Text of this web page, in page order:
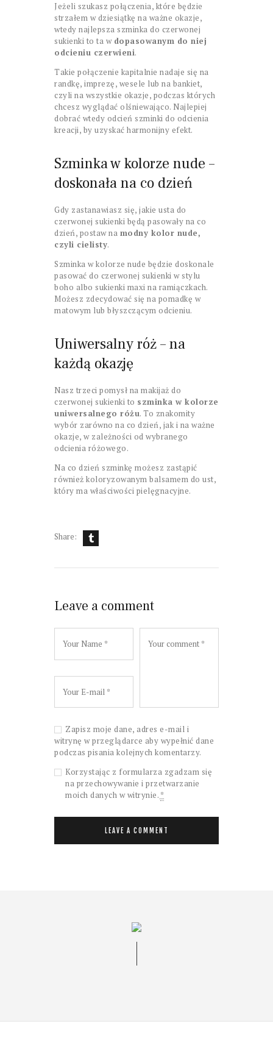
Jeżeli szukasz połączenia, które będzie
strzałem w dziesiątkę na ważne okazje,
wtedy najlepsza szminka do czerwonej
sukienki to ta w dopasowanym do niej
odcieniu czerwieni.
Takie połączenie kapitalnie nadaje się na
randkę, imprezę, wesele lub na bankiet,
czyli na wszystkie okazje, podczas których
chcesz wyglądać olśniewająco. Najlepiej
dobrać wtedy odcień szminki do odcienia
kreacji, by uzyskać harmonijny efekt.
Szminka w kolorze nude –
doskonała na co dzień
Gdy zastanawiasz się, jakie usta do
czerwonej sukienki będą pasowały na co
dzień, postaw na modny kolor nude,
czyli cielisty.
Szminka w kolorze nude będzie doskonale
pasować do czerwonej sukienki w stylu
boho albo sukienki maxi na ramiączkach.
Możesz zdecydować się na pomadkę w
matowym lub błyszczącym odcieniu.
Uniwersalny róż – na
każdą okazję
Nasz trzeci pomysł na makijaż do
czerwonej sukienki to szminka w kolorze
uniwersalnego różu. To znakomity
wybór zarówno na co dzień, jak i na ważne
okazje, w zależności od wybranego
odcienia różowego.
Na co dzień szminkę możesz zastąpić
również koloryzowanym balsamem do ust,
który ma właściwości pielęgnacyjne.
Share:
Leave a comment
Zapisz moje dane, adres e-mail i
witrynę w przeglądarce aby wypełnić dane
podczas pisania kolejnych komentarzy.
Korzystając z formularza zgadzam się
na przechowywanie i przetwarzanie
moich danych w witrynie. *